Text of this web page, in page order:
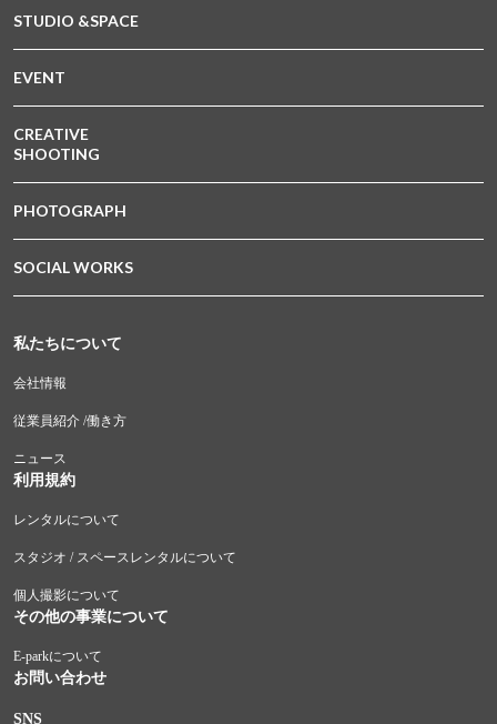
STUDIO &SPACE
EVENT
CREATIVE
SHOOTING
PHOTOGRAPH
SOCIAL WORKS
私たちについて
会社情報
従業員紹介 /働き方
ニュース
利用規約
レンタルについて
スタジオ / スペースレンタルについて
個人撮影について
その他の事業について
E-parkについて
お問い合わせ
SNS